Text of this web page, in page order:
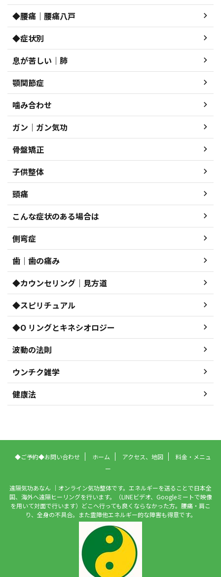
◆腰痛｜腰痛八戸
◆症状別
息が苦しい｜肺
顎関節症
噛み合わせ
ガン｜ガン気功
骨盤矯正
子供整体
頭痛
こんな症状のある場合は
側弯症
歯｜歯の痛み
◆カウンセリング｜見方道
◆スピリチュアル
◆O リングとキネシオロジー
波動の法則
ウンチク雑学
健康法
◆ご予約◆お問い合わせ ホーム アクセス、地図
料金・メニュ
ー
遠隔気功あなん ｜オンライン気功整体です。エネルギーを送ることで日本全
国、海外へ遠隔ヒーリングを行います。（LINEビデオ、Googleミートで映像
を用いて対面で行います）どこへ行っても良くならなかった方。腰痛・肩こ
り、全身の不具合。また霊障他エネルギー的な障害も得意です。